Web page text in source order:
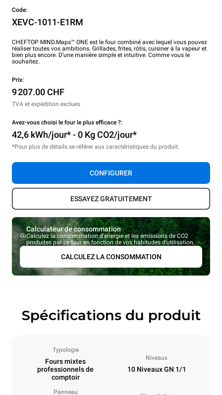
Code:
XEVC-1011-E1RM
CHEFTOP MIND.Maps™ ONE est le four combiné avec lequel vous pouvez
réaliser toutes vos ambitions. Grillades, frites, rôtis, cuisiner à la vapeur et
bien plus encore. D’une manière simple et intuitive. Comme vous le
souhaitez.
Prix:
9 207.00 CHF
TVA et expédition exclues
Avez-vous choisi le four le plus efficace ?:
42,6 kWh/jour* - 0 Kg CO2/jour*
*Pour plus de détails se référer aux caractéristiques du produit.
CONFIGURER
ESSAYEZ GRATUITEMENT
Calculateur de consommation
Calculez la consommation d'énergie et les émissions de CO2
produites par ce four en fonction de vos habitudes d'utilisation.
CALCULEZ LA CONSOMMATION
Spécifications du produit
Typologie
Fours mixtes
professionnels de
comptoir
Niveaux
10 Niveaux GN 1/1
Panneau